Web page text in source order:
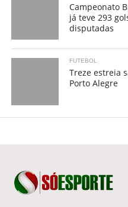
Campeonato
já teve 293
disputadas
FUTEBOL
Treze estreia
Porto Alegre